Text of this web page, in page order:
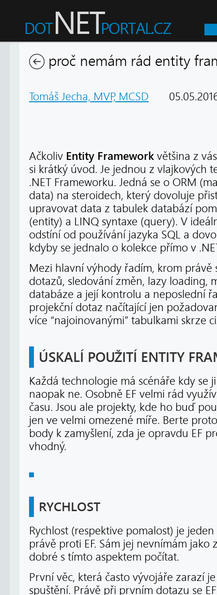
proč nemám rád entity
Tomáš Jecha, MVP, MCSD
Ačkoliv Entity Framework většina z
si krátký úvod. Je jednou z vlajkových
.NET Frameworku. Jedná se o ORM
data) na steroidech, který dovoluje
upravovat data z tabulek databází
(entity) a LINQ syntaxe (query). V
odstíní od používání jazyka SQL a
kdyby se jednalo o kolekce přímo v
Mezi hlavní výhody řadím, krom právě
dotazů, sledování změn, lazy loading,
databáze a její kontrolu a neposlední
projekční dotaz načítající jen
více “najoinovanými” tabulkami skrze
ÚSKALÍ POUŽITÍ ENTITY
Každá technologie má scénáře kdy se
naopak ne. Osobně EF velmi rád
času. Jsou ale projekty, kde ho buď
jen ve velmi omezené míře. Berte
body k zamyšlení, zda je opravdu EF
vhodný.
RYCHLOST
Rychlost (respektive pomalost) je
právě proti EF. Sám jej nevnímám jako
dobré s tímto aspektem počítat.
První věc, která často vývojáře zarazí
spuštění. Právě při prvním dotazu se